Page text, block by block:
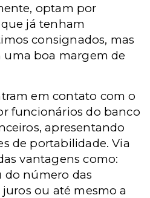
optam por
já tenham
consignados, mas
boa margem de
em contato com o
funcionários do banco
apresentando
de portabilidade. Via
vantagens como:
do número das
ou até mesmo a